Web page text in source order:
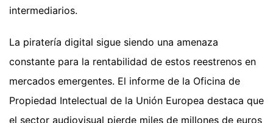
intermediarios.
La piratería digital sigue siendo una amenaza
constante para la rentabilidad de estos reestrenos en
mercados emergentes. El informe de la Oficina de
Propiedad Intelectual de la Unión Europea destaca que
el sector audiovisual pierde miles de millones de euros